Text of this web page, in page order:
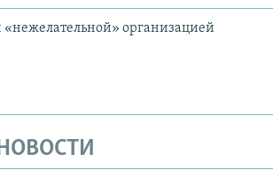
организацией